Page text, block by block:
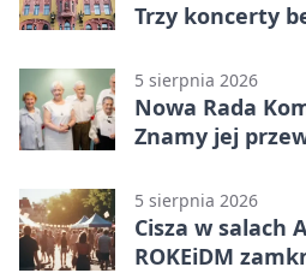
Trzy koncerty
5 sierpnia 2026
Nowa Rada
Znamy jej
5 sierpnia 2026
Cisza w salach
ROKEiDM